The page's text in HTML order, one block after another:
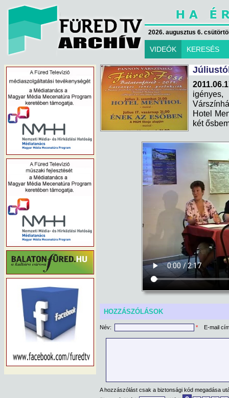
2026. augusztus 6.
VIDEÓK KERESÉS
Hotel
két
HOZZÁSZÓLÁSOK
Név: * E-mail
A hozzászólást csak a biztonsági kód megadása